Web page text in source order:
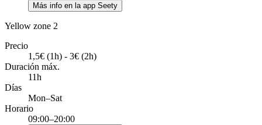
Más info en la app Seety
Yellow zone 2
Precio
1,5€ (1h) - 3€ (2h)
Duración máx.
11h
Días
Mon–Sat
Horario
09:00–20:00